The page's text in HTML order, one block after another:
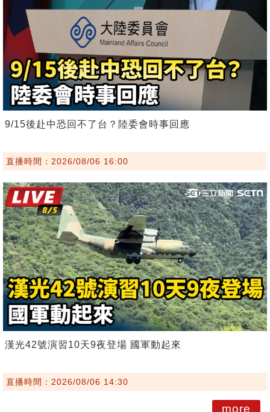
9/15後赴中恐回不了台？陸委會時事回應
直播時間：2026/08/06 16:00
漢光42號演習10天9夜登場 國軍動起來
直播時間：2026/08/06 14:30
more